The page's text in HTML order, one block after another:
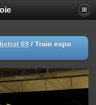
69 / Train expo